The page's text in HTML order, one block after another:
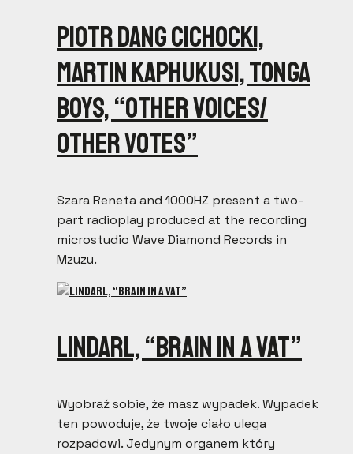
Piotr Dang Cichocki,
Martin Kaphukusi, Tonga
Boys, “Other Voices​/​
Other Votes”
Szara Reneta and 1000HZ present a two-
part radioplay produced at the recording
microstudio Wave Diamond Records in
Mzuzu.
LindaRL, “Brain in a vat”
Wyobraź sobie, że masz wypadek. Wypadek
ten powoduje, że twoje ciało ulega
rozpadowi. Jedynym organem który